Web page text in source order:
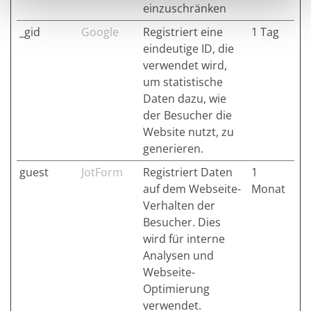
einzuschränken
_gid Google
Registriert eine
eindeutige ID, die
verwendet wird,
um statistische
Daten dazu, wie
der Besucher die
Website nutzt, zu
generieren.
1 Tag
guest JotForm
Registriert Daten
auf dem Webseite-
Verhalten der
Besucher. Dies
wird für interne
Analysen und
Webseite-
Optimierung
verwendet.
1
Monat